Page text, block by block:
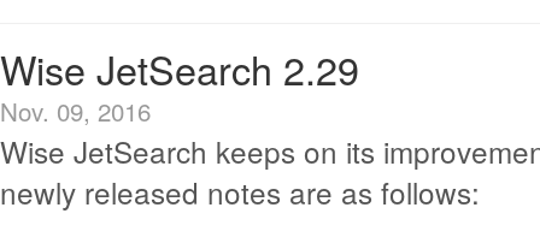
Wise JetSearch 2.29
Nov. 09, 2016
Wise JetSearch keeps on its
newly released notes are as follows: